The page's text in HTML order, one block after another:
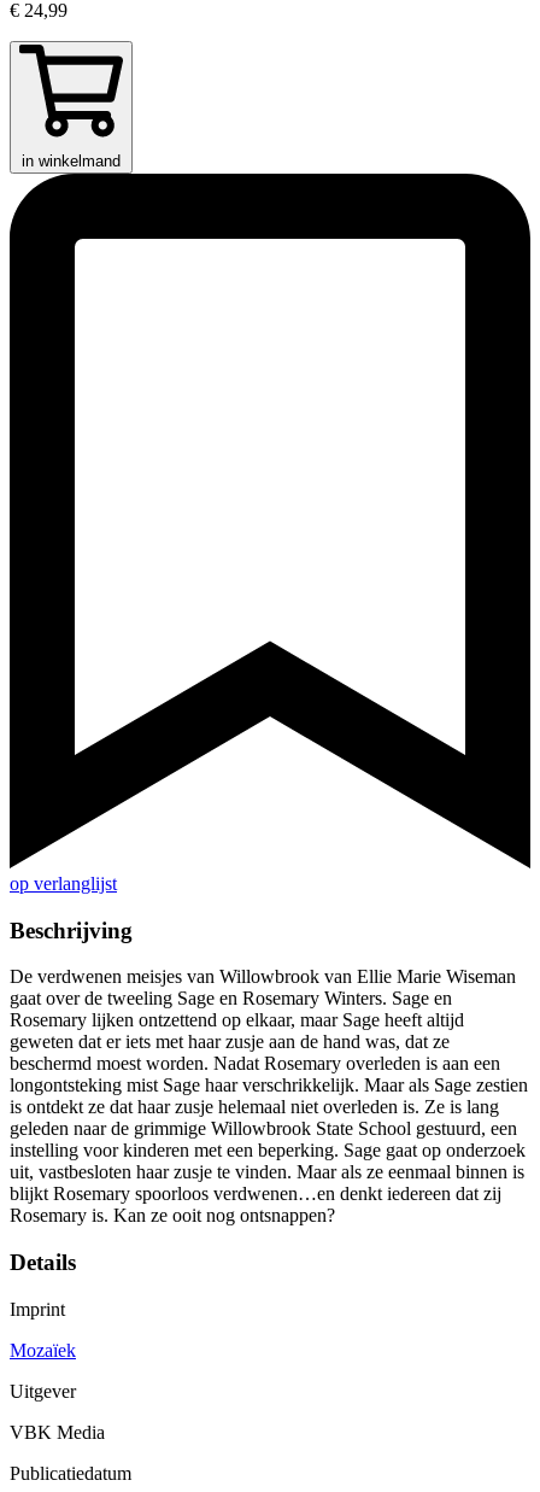
€ 24,99
in winkelmand
op verlanglijst
Beschrijving
De verdwenen meisjes van Willowbrook van Ellie Marie Wiseman
gaat over de tweeling Sage en Rosemary Winters. Sage en
Rosemary lijken ontzettend op elkaar, maar Sage heeft altijd
geweten dat er iets met haar zusje aan de hand was, dat ze
beschermd moest worden. Nadat Rosemary overleden is aan een
longontsteking mist Sage haar verschrikkelijk. Maar als Sage zestien
is ontdekt ze dat haar zusje helemaal niet overleden is. Ze is lang
geleden naar de grimmige Willowbrook State School gestuurd, een
instelling voor kinderen met een beperking. Sage gaat op onderzoek
uit, vastbesloten haar zusje te vinden. Maar als ze eenmaal binnen is
blijkt Rosemary spoorloos verdwenen…en denkt iedereen dat zij
Rosemary is. Kan ze ooit nog ontsnappen?
Details
Imprint
Mozaïek
Uitgever
VBK Media
Publicatiedatum